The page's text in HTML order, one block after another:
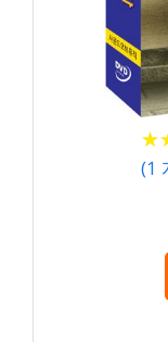
★
★
(1